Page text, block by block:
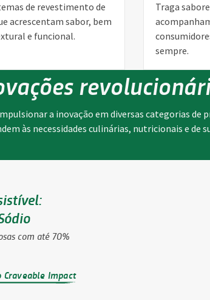
de revestimento de
acrescentam sabor, bem
e funcional.
Traga
sempre.
a inovação em diversas categorias de
às necessidades culinárias, nutricionais e de
com até 70%
Craveable Impact